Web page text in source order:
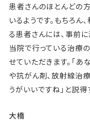
患者さんのほとんどの
いるようです。もちろ
る患者さんには、事前に
当院で行っている治療
せていただきます。「
や抗がん剤、放射線治
うがいいですね」と説得
大橋